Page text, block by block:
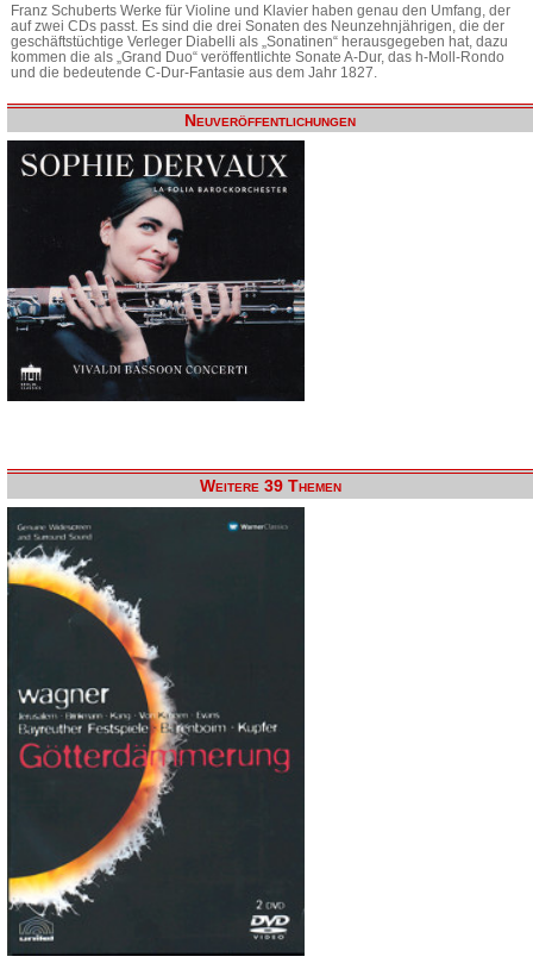
Franz Schuberts Werke für Violine und Klavier haben genau den Umfang, der
auf zwei CDs passt. Es sind die drei Sonaten des Neunzehnjährigen, die der
geschäftstüchtige Verleger Diabelli als „Sonatinen“ herausgegeben hat, dazu
kommen die als „Grand Duo“ veröffentlichte Sonate A-Dur, das h-Moll-Rondo
und die bedeutende C-Dur-Fantasie aus dem Jahr 1827.
Neuveröffentlichungen
Weitere 39 Themen